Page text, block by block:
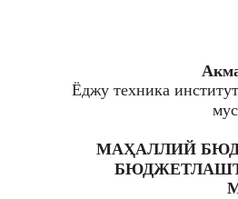
Ёджу техника
МАҲАЛЛИЙ